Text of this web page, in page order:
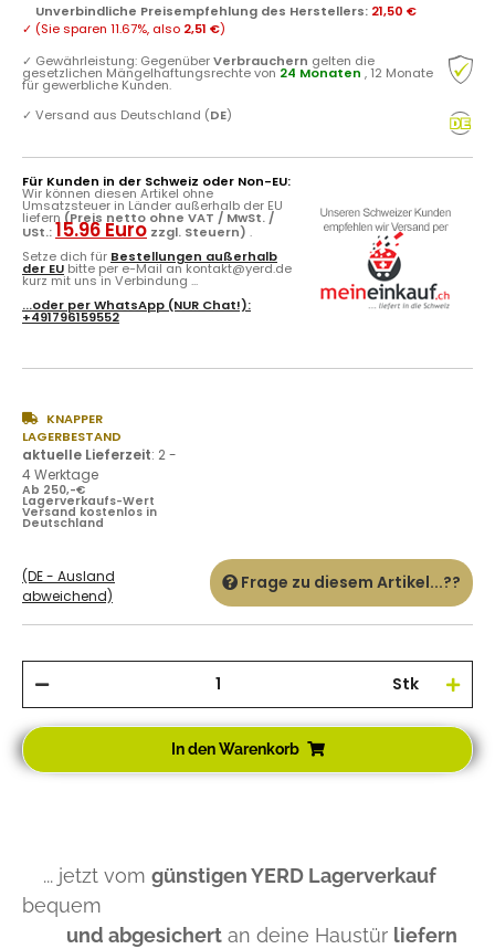
Unverbindliche Preisempfehlung des Herstellers: 21,50 €
✓ (Sie sparen 11.67%, also 2,51 €)
✓ Gewährleistung: GegenüberVerbrauchern gelten die
gesetzlichen Mängelhaftungsrechte von 24 Monaten , 12 Monate
für gewerbliche Kunden.
✓ Versand aus Deutschland (DE)
Für Kunden in der Schweiz oder Non-EU:
Wir können diesen Artikel ohne
Umsatzsteuer in Länder außerhalb der EU
liefern (Preis netto ohne VAT / MwSt. /
USt.:15.96 Euro zzgl. Steuern) .
Setze dich für Bestellungen außerhalb
der EU bitte per e-Mail an kontakt@yerd.de
kurz mit uns in Verbindung ...
...oder perWhatsApp (NUR Chat!):
+491796159552
KNAPPER
LAGERBESTAND
aktuelle Lieferzeit: 2 -
4 Werktage
Ab 250,-€
Lagerverkaufs-Wert
Versand kostenlos in
Deutschland
(DE - Ausland
abweichend)
Frage zu diesem Artikel...??
Stk
In den Warenkorb
... jetzt vom günstigen YERD Lagerverkauf
bequem
und abgesichert an deine Haustür liefern